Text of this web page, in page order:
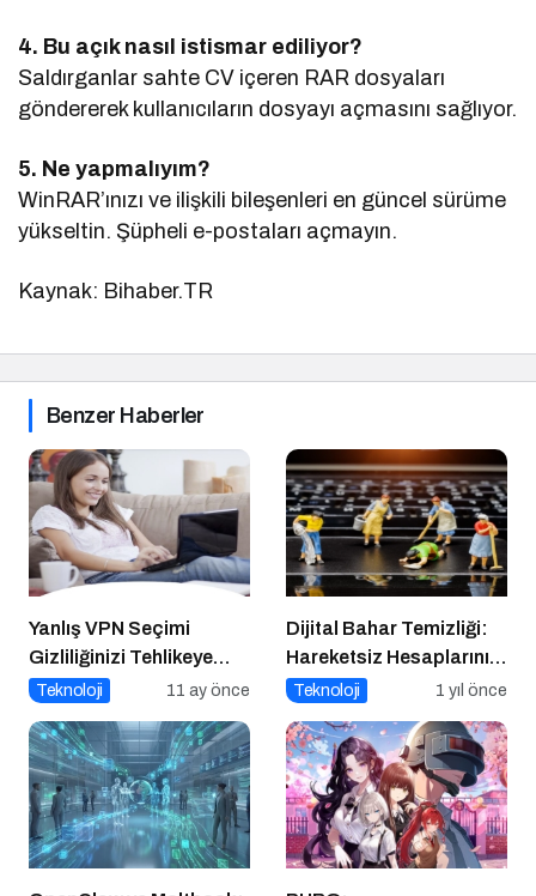
4. Bu açık nasıl istismar ediliyor?
Saldırganlar sahte CV içeren RAR dosyaları
göndererek kullanıcıların dosyayı açmasını sağlıyor.
5. Ne yapmalıyım?
WinRAR’ınızı ve ilişkili bileşenleri en güncel sürüme
yükseltin. Şüpheli e-postaları açmayın.
Kaynak: Bihaber.TR
Benzer Haberler
Yanlış VPN Seçimi
Gizliliğinizi Tehlikeye
Atabilir
Teknoloji 11 ay önce
Dijital Bahar Temizliği:
Hareketsiz Hesaplarınızı
Temizlemenin Zamanı
Teknoloji 1 yıl önce